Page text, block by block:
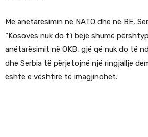
Me anëtarësimin në NATO dhe në BE,
“Kosovës nuk do t’i bëjë shumë
anëtarësimit në OKB, gjë që nuk do të
dhe Serbia të përjetojnë një ringjallje
është e vështirë të imagjinohet.